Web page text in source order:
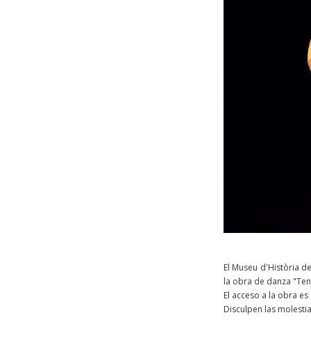
El Museu d'Història
la obra de danza
El acceso a la obra
Disculpen las